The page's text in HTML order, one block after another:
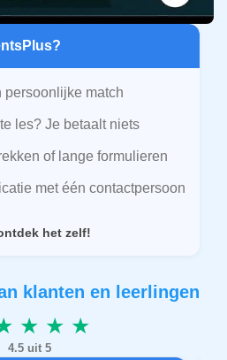
persoonlijke match
les? Je betaalt niets
of lange formulieren
met één contactpersoon
het zelf!
klanten en leerlingen
★ ★ ★
4.5 uit 5